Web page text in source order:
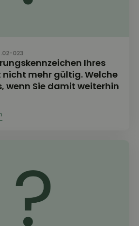
023
Ihres
nicht mehr gültig. Welche
wenn Sie damit weiterhin